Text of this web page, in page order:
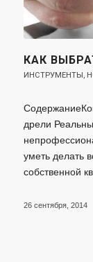
КАК
ИНСТРУМЕНТЫ ,
дрели
уметь делать
собственной
26 сентября, 2014